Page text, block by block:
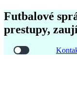
Futbalové
prestupy,